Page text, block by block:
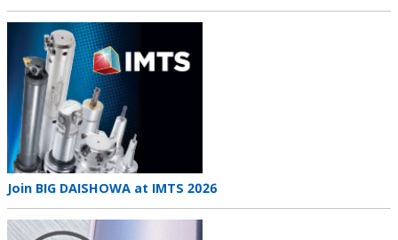
Teaser
image
Teaser
title
Join BIG DAISHOWA at IMTS 2026
Teaser